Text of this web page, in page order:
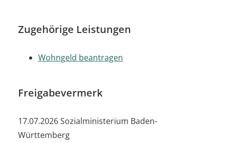
Zugehörige Leistungen
Wohngeld beantragen
Freigabevermerk
17.07.2026 Sozialministerium Baden-
Württemberg